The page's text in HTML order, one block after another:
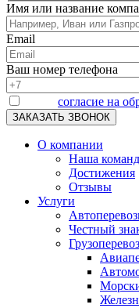
Имя или название
Email
Ваш номер телефона
согласие на
О компании
Наша
Достижения
Отзывы
Услуги
Честный